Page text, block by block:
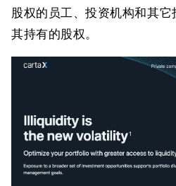
股权的员工、投资机构和其
其持有的股权。